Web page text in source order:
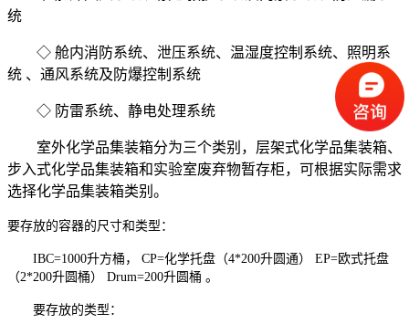
统
◇ 舱内消防系统、泄压系统、温湿度控制系统、照明系
统 、通风系统及防爆控制系统
◇ 防雷系统、静电处理系统
室外化学品集装箱分为三个类别，层架式化学品集装箱、
步入式化学品集装箱和实验室废弃物暂存柜，可根据实际需求
选择化学品集装箱类别。
要存放的容器的尺寸和类型：
IBC=1000升方桶， CP=化学托盘（4*200升圆通） EP=欧式托盘
（2*200升圆桶） Drum=200升圆桶 。
要存放的类型：